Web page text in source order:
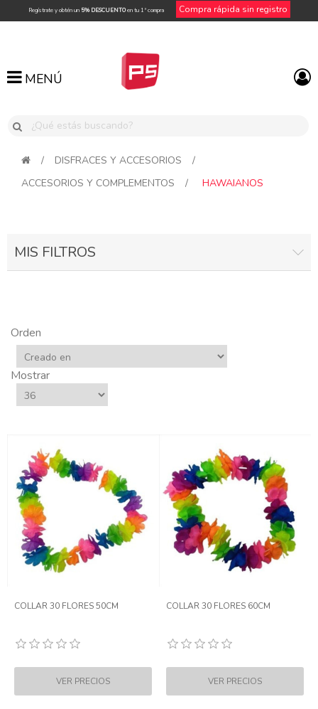
Regístrate y obtén un 5% DESCUENTOen tu 1ª compra Compra rápida sin registro
MENÚ
MENÚ
/ DISFRACES Y ACCESORIOS
/
ACCESORIOS Y COMPLEMENTOS
/ HAWAIANOS
MIS FILTROS
Orden
Mostrar
COLLAR 30 FLORES 50CM COLLAR 30 FLORES 60CM